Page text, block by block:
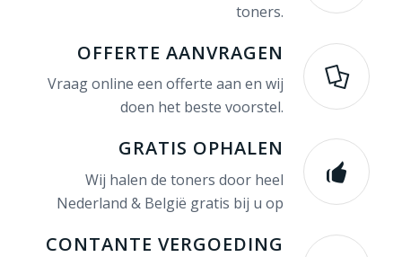
toners.
OFFERTE AANVRAGEN
Vraag online een offerte aan en wij
doen het beste voorstel.
GRATIS OPHALEN
Wij halen de toners door heel
Nederland & België gratis bij u op
CONTANTE VERGOEDING